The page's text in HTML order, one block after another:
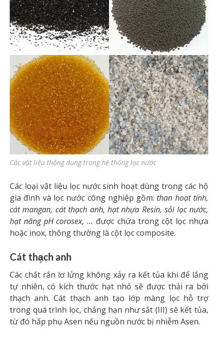
Các vật liệu thông dụng trong hệ thống lọc nước
Các loại vật liệu lọc nước sinh hoạt dùng trong các hộ
gia đình và lọc nước công nghiệp gồm: than hoạt tính,
cát mangan, cát thạch anh, hạt nhựa Resin, sỏi lọc nước,
hạt nâng pH corosex, … được chứa trong cột lọc nhựa
hoặc inox, thông thường là cột lọc composite.
Cát thạch anh
Các chất rắn lơ lửng không xảy ra kết tủa khi để lắng
tự nhiên, có kích thước hạt nhỏ sẽ được thải ra bởi
thạch anh. Cát thạch anh tạo lớp màng lọc hỗ trợ
trong quá trình lọc, chẳng hạn như sắt (III) sẽ kết tủa,
từ đó hấp phụ Asen nếu nguồn nước bị nhiễm Asen.